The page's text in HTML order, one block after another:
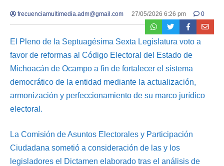
frecuenciamultimedia.adm@gmail.com 27/05/2026 6:26 pm 0
El Pleno de la Septuagésima Sexta Legislatura voto a
favor de reformas al Código Electoral del Estado de
Michoacán de Ocampo a fin de fortalecer el sistema
democrático de la entidad mediante la actualización,
armonización y perfeccionamiento de su marco jurídico
electoral.
La Comisión de Asuntos Electorales y Participación
Ciudadana sometió a consideración de las y los
legisladores el Dictamen elaborado tras el análisis de